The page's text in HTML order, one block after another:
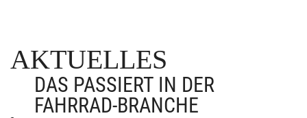
AKTUELLES
DAS PASSIERT IN DER
FAHRRAD-BRANCHE